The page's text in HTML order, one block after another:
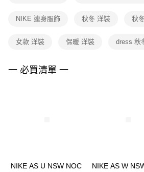
１．透過由恩沛科技股份有限公司提供之「
權轉讓予恩沛科技股份有限公司。
３．未成年的使用者請事先徵得法定代理人或監
「AFTEE先享後付」，若未經同意申辦者引起之
NIKE 連身服飾 秋冬 洋裝 秋
女款 洋裝 保暖 洋裝 dress 秋
一 必買清單 一
NIKE AS U NSW NOC
NIKE AS W